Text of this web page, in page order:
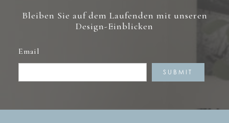
Bleiben Sie auf dem Laufenden mit unseren
Design-Einblicken
Email